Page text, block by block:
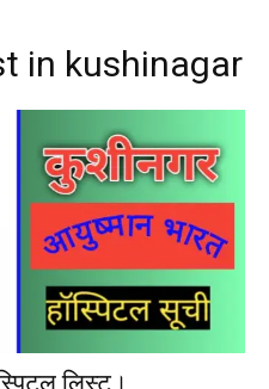
in kushinagar
लिस्ट।